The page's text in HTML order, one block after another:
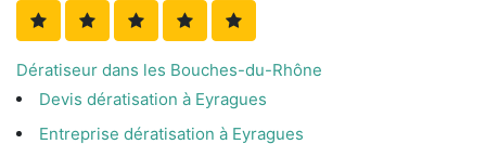
Dératiseur dans les Bouches-du-Rhône
Devis dératisation à Eyragues
Entreprise dératisation à Eyragues